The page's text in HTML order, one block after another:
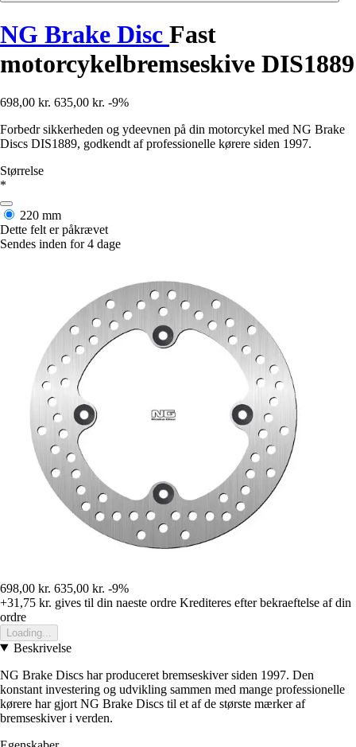
NG Brake Disc Fast
motorcykelbremseskive DIS1889
698,00 kr. 635,00 kr. -9%
Forbedr sikkerheden og ydeevnen på din motorcykel med NG Brake
Discs DIS1889, godkendt af professionelle kørere siden 1997.
Størrelse
*
220 mm
Dette felt er påkrævet
Sendes inden for 4 dage
698,00 kr. 635,00 kr. -9%
+31,75 kr. gives til din naeste ordre Krediteres efter bekraeftelse af din
ordre
Loading...
Beskrivelse
NG Brake Discs har produceret bremseskiver siden 1997. Den
konstant investering og udvikling sammen med mange professionelle
kørere har gjort NG Brake Discs til et af de største mærker af
bremseskiver i verden.